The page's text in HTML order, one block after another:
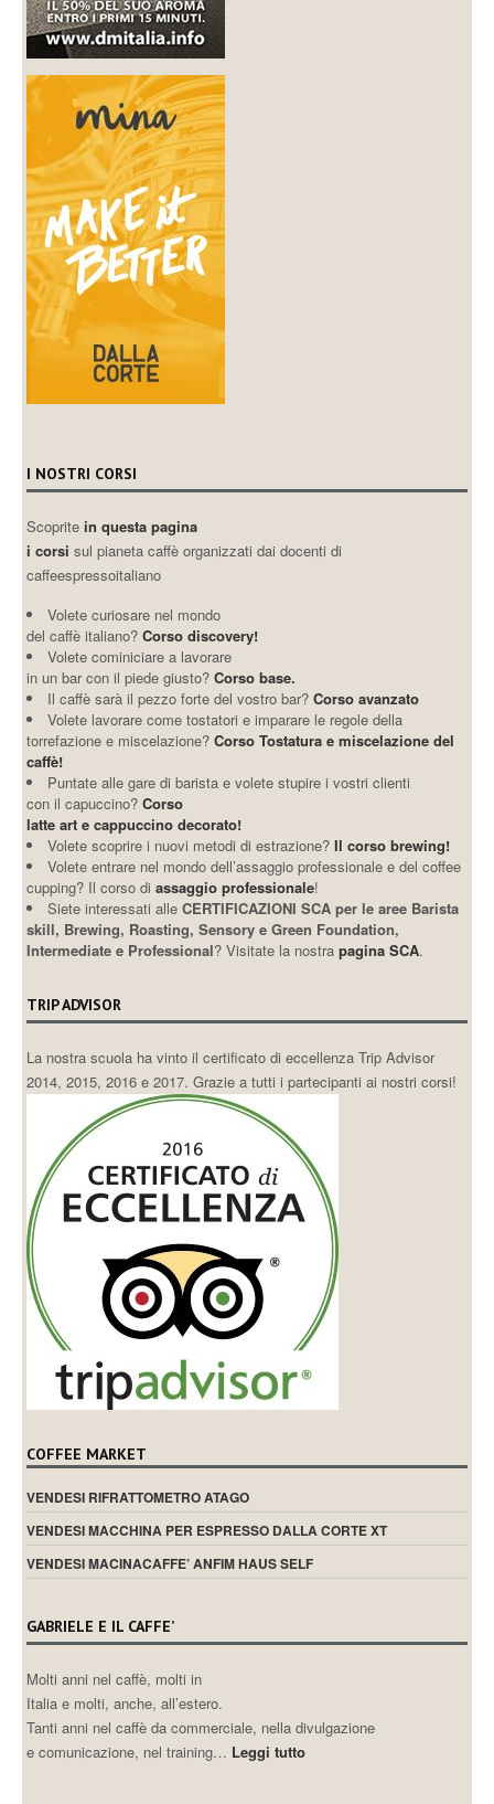
I NOSTRI CORSI
Scopritein questa pagina
i corsi sul pianeta caffè organizzati dai docenti di
caffeespressoitaliano
Volete curiosare nel mondo
del caffè italiano? Corso discovery!
Volete cominiciare a lavorare
in un bar con il piede giusto? Corso base.
Il caffè sarà il pezzo forte del vostro bar?Corso avanzato
Volete lavorare come tostatori e imparare le regole della
torrefazione e miscelazione?Corso Tostatura e miscelazione del
caffè!
Puntate alle gare di barista e volete stupire i vostri clienti
con il capuccino?Corso
latte art e cappuccino decorato!
Volete scoprire i nuovi metodi di estrazione?Il corso brewing!
Volete entrare nel mondo dell’assaggio professionale e del coffee
cupping? Il corso diassaggio professionale!
Siete interessati alleCERTIFICAZIONI SCA per le aree Barista
skill, Brewing, Roasting, Sensory e Green Foundation,
Intermediate e Professional? Visitate la nostrapagina SCA.
TRIP ADVISOR
La nostra scuola ha vinto il certificato di eccellenza Trip Advisor
2014, 2015, 2016 e 2017. Grazie a tutti i partecipanti ai nostri corsi!
COFFEE MARKET
VENDESI RIFRATTOMETRO ATAGO
VENDESI MACCHINA PER ESPRESSO DALLA CORTE XT
VENDESI MACINACAFFE’ ANFIM HAUS SELF
GABRIELE E IL CAFFE’
Molti anni nel caffè, molti in
Italia e molti, anche, all’estero.
Tanti anni nel caffè da commerciale, nella divulgazione
e comunicazione, nel training… Leggi tutto